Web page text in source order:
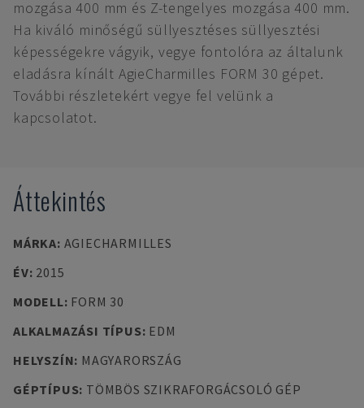
mozgása 400 mm és Z-tengelyes mozgása 400 mm.
Ha kiváló minőségű süllyesztéses süllyesztési
képességekre vágyik, vegye fontolóra az általunk
eladásra kínált AgieCharmilles FORM 30 gépet.
További részletekért vegye fel velünk a
kapcsolatot.
Áttekintés
MÁRKA: AGIECHARMILLES
ÉV: 2015
MODELL: FORM 30
ALKALMAZÁSI TÍPUS: EDM
HELYSZÍN: MAGYARORSZÁG
GÉPTÍPUS: TÖMBÖS SZIKRAFORGÁCSOLÓ GÉP